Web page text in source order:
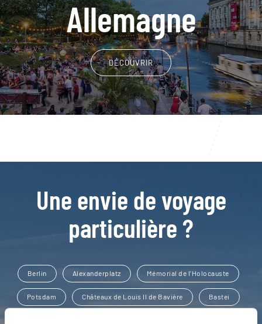
Allemagne
DÉCOUVRIR
Une envie de voyage
particulière ?
Berlin Alexanderplatz Mémorial de l'Holocauste
Potsdam Châteaux de Louis II de Bavière Bastei